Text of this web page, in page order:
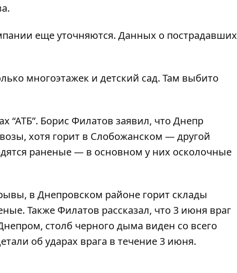
.
еще уточняются. Данных о пострадавших
многоэтажек и детский сад. Там выбито
“АТБ”. Борис Филатов заявил, что Днепр
хотя горит в Слобожанском — другой
раненые — в основном у них осколочные
в Днепровском районе горит склады
. Также Филатов рассказал, что 3 июня враг
, столб черного дыма виден со всего
об ударах врага в течение 3 июня.